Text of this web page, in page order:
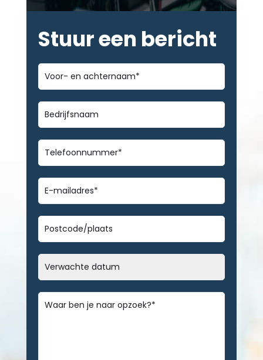
Stuur een bericht
Voor-
en
achternaam*
Bedrijfsnaam
Telefoonnummer*
E-
mailadres*
Geen
titel
Datum
MM
DD
Bericht*